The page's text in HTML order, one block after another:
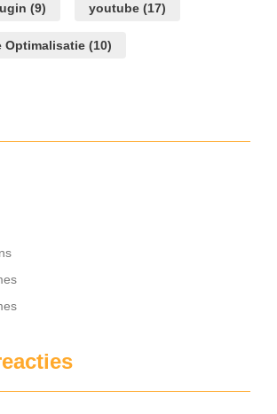
(9) youtube (17)
Optimalisatie (10)